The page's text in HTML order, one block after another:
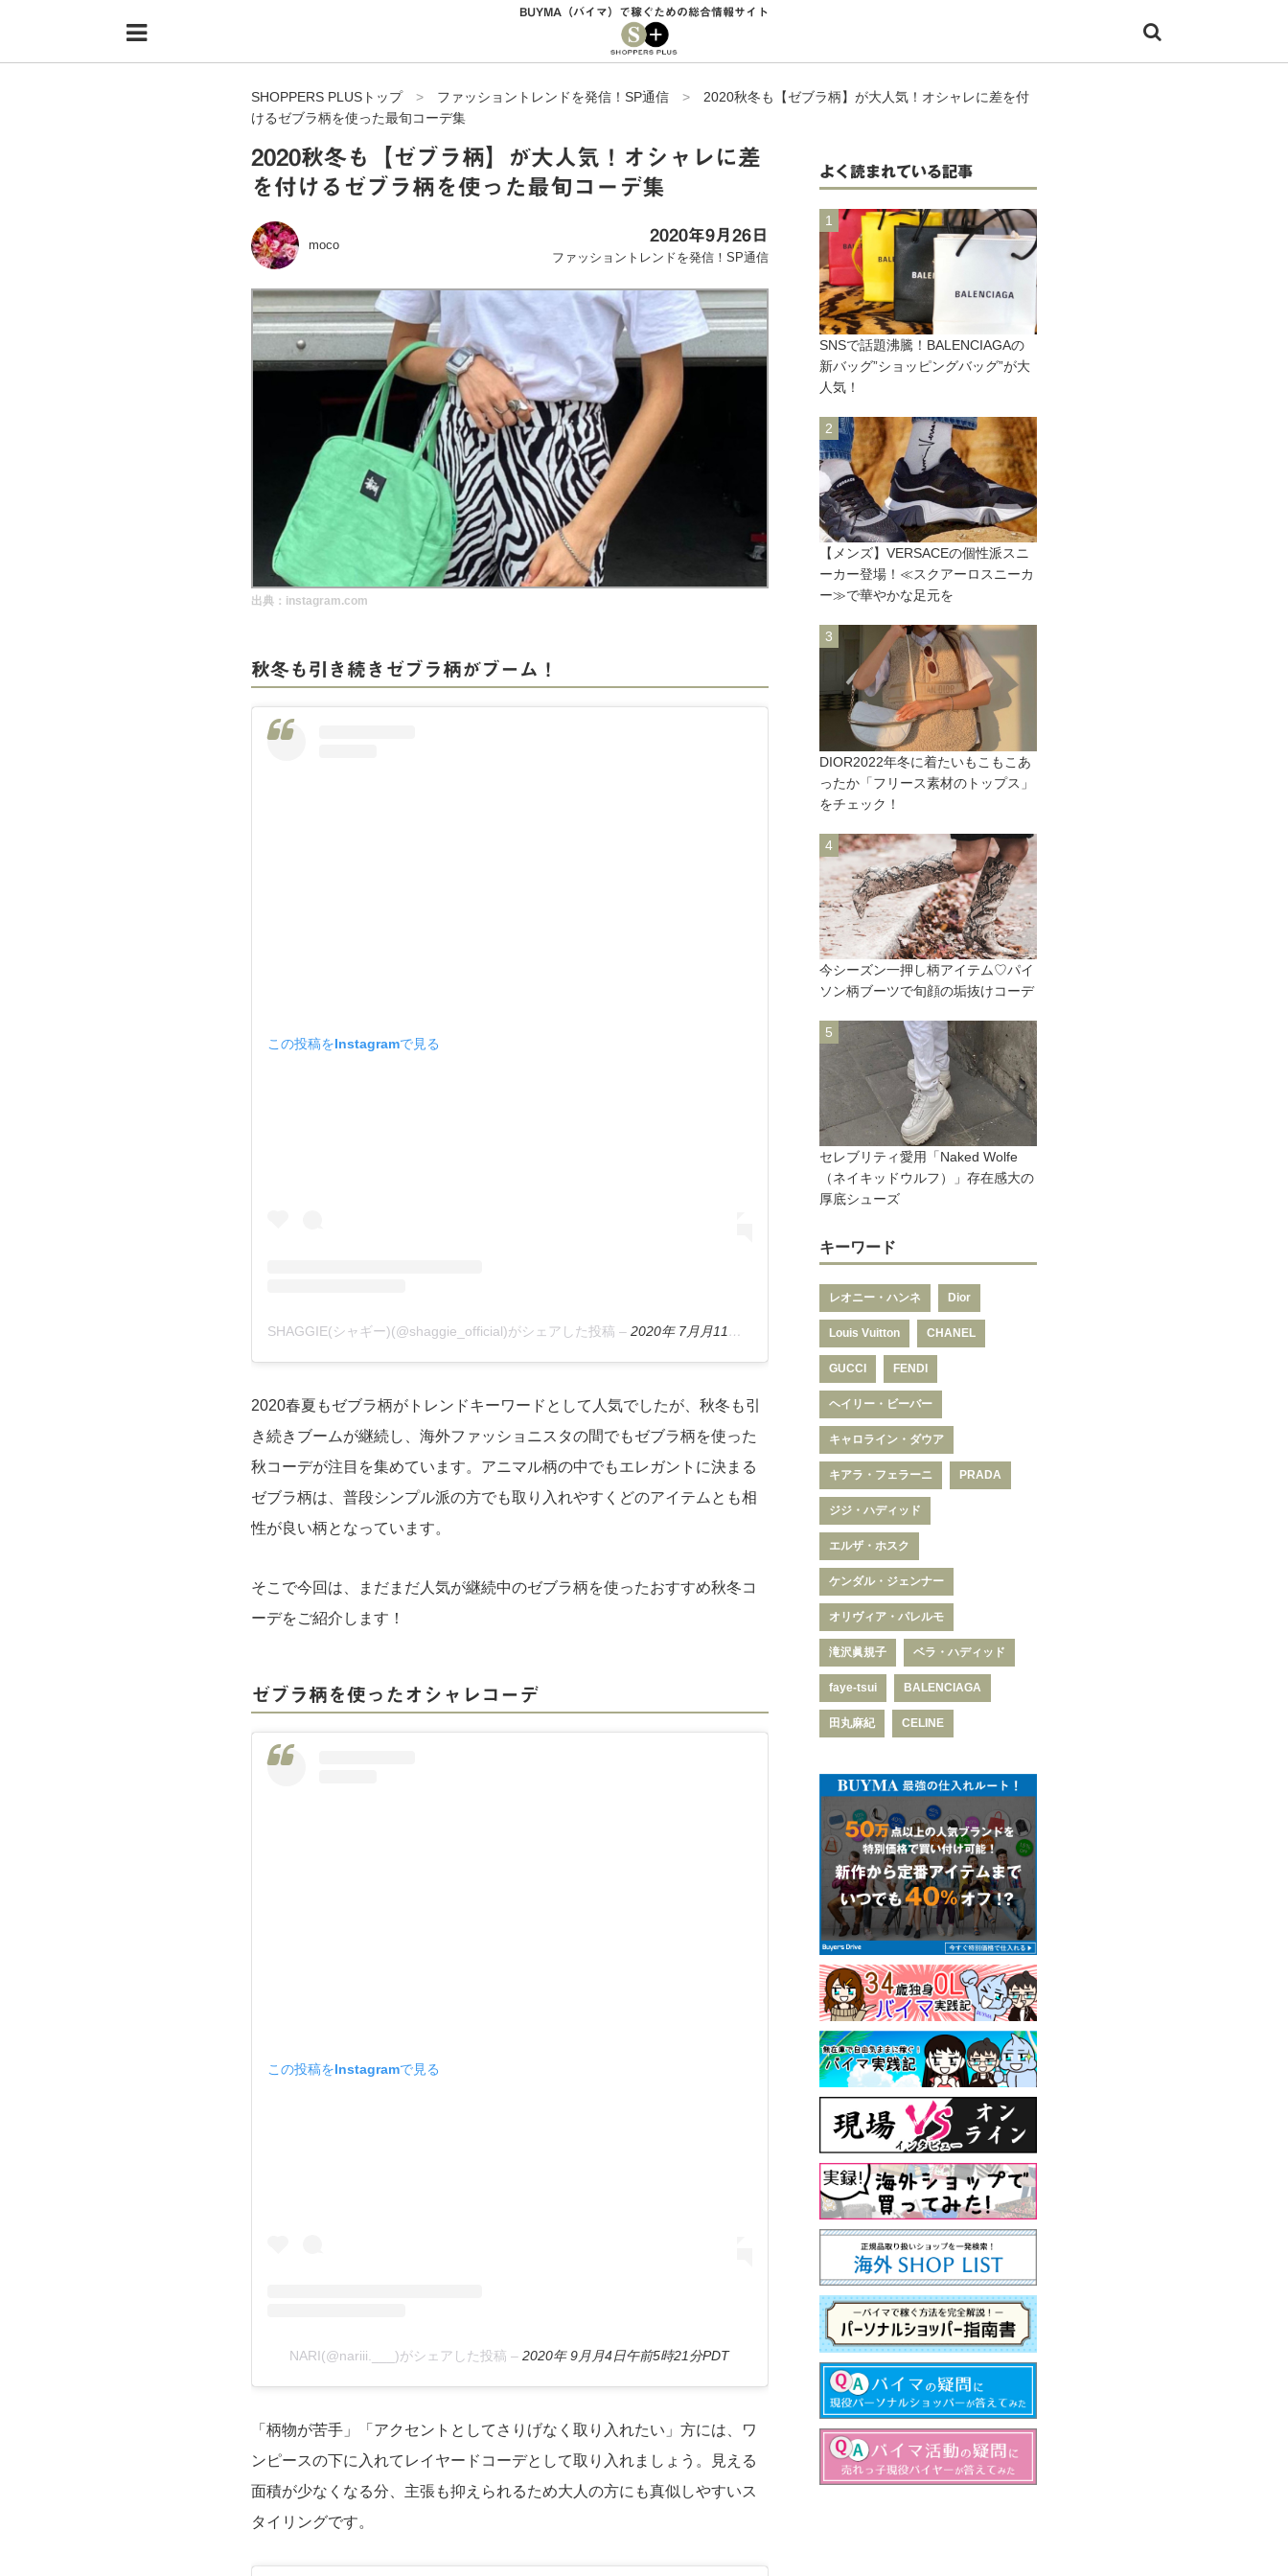
HOME
無在庫で自由気ままに稼ぐ！バイマ実践記
バイマの疑問に現役パーソナルショッパーが答えてみた
バイマ活動の疑問に売れっ子現役バイヤーが答えてみた
BUYMA（バイマ）で稼ぐための総合情報サイト
SHOPPERS PLUSトップ> ファッショントレンドを発信！SP通信 > 2020秋冬も【ゼブラ柄】が大人気！オシャレに差を付
けるゼブラ柄を使った最旬コーデ集
2020秋冬も【ゼブラ柄】が大人気！オシャレに差
を付けるゼブラ柄を使った最旬コーデ集
moco
2020年9月26日
ファッショントレンドを発信！SP通信
出典：instagram.com
秋冬も引き続きゼブラ柄がブーム！
この投稿をInstagramで見る
SHAGGIE(シャギー)(@shaggie_official)がシェアした投稿 – 2020年 7月月11日午前5時23分PDT
2020春夏もゼブラ柄がトレンドキーワードとして人気でしたが、秋冬も引
き続きブームが継続し、海外ファッショニスタの間でもゼブラ柄を使った
秋コーデが注目を集めています。アニマル柄の中でもエレガントに決まる
ゼブラ柄は、普段シンプル派の方でも取り入れやすくどのアイテムとも相
性が良い柄となっています。
そこで今回は、まだまだ人気が継続中のゼブラ柄を使ったおすすめ秋冬コ
ーデをご紹介します！
ゼブラ柄を使ったオシャレコーデ
この投稿をInstagramで見る
NARI(@nariii.___)がシェアした投稿 –2020年 9月月4日午前5時21分PDT
「柄物が苦手」「アクセントとしてさりげなく取り入れたい」方には、ワ
ンピースの下に入れてレイヤードコーデとして取り入れましょう。見える
面積が少なくなる分、主張も抑えられるため大人の方にも真似しやすいス
タイリングです。
よく読まれている記事
SNSで話題沸騰！BALENCIAGAの
新バッグ”ショッピングバッグ”が大
人気！
【メンズ】VERSACEの個性派スニ
ーカー登場！≪スクアーロスニーカ
ー≫で華やかな足元を
DIOR2022年冬に着たいもこもこあ
ったか「フリース素材のトップス」
をチェック！
今シーズン一押し柄アイテム♡パイ
ソン柄ブーツで旬顔の垢抜けコーデ
セレブリティ愛用「Naked Wolfe
（ネイキッドウルフ）」存在感大の
厚底シューズ
キーワード
レオニー・ハンネ Dior
Louis Vuitton CHANEL
GUCCI FENDI
ヘイリー・ビーバー
キャロライン・ダウア
キアラ・フェラーニ PRADA
ジジ・ハディッド
エルザ・ホスク
ケンダル・ジェンナー
オリヴィア・パレルモ
滝沢眞規子 ベラ・ハディッド
faye-tsui BALENCIAGA
田丸麻紀 CELINE